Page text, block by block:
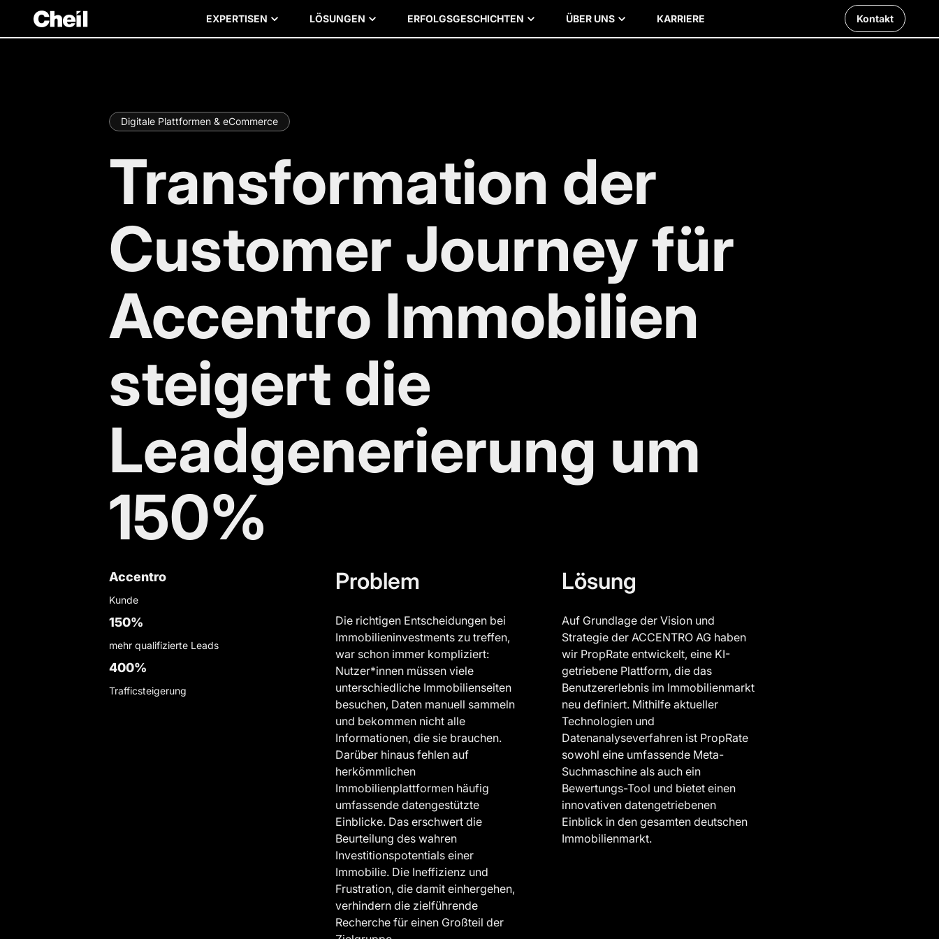
EXPERTISEN LÖSUNGEN ERFOLGSGESCHICHTEN ÜBER UNS KARRIERE Kontakt
Digitale Plattformen & eCommerce
Transformation der
Customer Journey für
Accentro Immobilien
steigert die
Leadgenerierung um
150%
Accentro
Kunde
150%
mehr qualifizierte Leads
400%
Trafficsteigerung
Problem
Die richtigen Entscheidungen bei
Immobilieninvestments zu treffen,
war schon immer kompliziert:
Nutzer*innen müssen viele
unterschiedliche Immobilienseiten
besuchen, Daten manuell sammeln
und bekommen nicht alle
Informationen, die sie brauchen.
Darüber hinaus fehlen auf
herkömmlichen
Immobilienplattformen häufig
umfassende datengestützte
Einblicke. Das erschwert die
Beurteilung des wahren
Investitionspotentials einer
Immobilie. Die Ineffizienz und
Frustration, die damit einhergehen,
verhindern die zielführende
Recherche für einen Großteil der
Lösung
Auf Grundlage der Vision und
Strategie der ACCENTRO AG haben
wir PropRate entwickelt, eine KI-
getriebene Plattform, die das
Benutzererlebnis im Immobilienmarkt
neu definiert. Mithilfe aktueller
Technologien und
Datenanalyseverfahren ist PropRate
sowohl eine umfassende Meta-
Suchmaschine als auch ein
Bewertungs-Tool und bietet einen
innovativen datengetriebenen
Einblick in den gesamten deutschen
Immobilienmarkt.